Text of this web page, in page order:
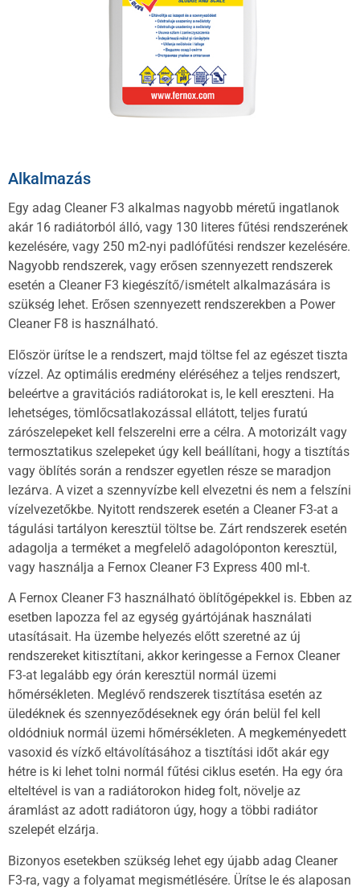
Alkalmazás
Egy adag Cleaner F3 alkalmas nagyobb méretű ingatlanok
akár 16 radiátorból álló, vagy 130 literes fűtési rendszerének
kezelésére, vagy 250 m2-nyi padlófűtési rendszer kezelésére.
Nagyobb rendszerek, vagy erősen szennyezett rendszerek
esetén a Cleaner F3 kiegészítő/ismételt alkalmazására is
szükség lehet. Erősen szennyezett rendszerekben a Power
Cleaner F8 is használható.
Először ürítse le a rendszert, majd töltse fel az egészet tiszta
vízzel. Az optimális eredmény eléréséhez a teljes rendszert,
beleértve a gravitációs radiátorokat is, le kell ereszteni. Ha
lehetséges, tömlőcsatlakozással ellátott, teljes furatú
zárószelepeket kell felszerelni erre a célra. A motorizált vagy
termosztatikus szelepeket úgy kell beállítani, hogy a tisztítás
vagy öblítés során a rendszer egyetlen része se maradjon
lezárva. A vizet a szennyvízbe kell elvezetni és nem a felszíni
vízelvezetőkbe. Nyitott rendszerek esetén a Cleaner F3-at a
tágulási tartályon keresztül töltse be. Zárt rendszerek esetén
adagolja a terméket a megfelelő adagolóponton keresztül,
vagy használja a Fernox Cleaner F3 Express 400 ml-t.
A Fernox Cleaner F3 használható öblítőgépekkel is. Ebben az
esetben lapozza fel az egység gyártójának használati
utasításait. Ha üzembe helyezés előtt szeretné az új
rendszereket kitisztítani, akkor keringesse a Fernox Cleaner
F3-at legalább egy órán keresztül normál üzemi
hőmérsékleten. Meglévő rendszerek tisztítása esetén az
üledéknek és szennyeződéseknek egy órán belül fel kell
oldódniuk normál üzemi hőmérsékleten. A megkeményedett
vasoxid és vízkő eltávolításához a tisztítási időt akár egy
hétre is ki lehet tolni normál fűtési ciklus esetén. Ha egy óra
elteltével is van a radiátorokon hideg folt, növelje az
áramlást az adott radiátoron úgy, hogy a többi radiátor
szelepét elzárja.
Bizonyos esetekben szükség lehet egy újabb adag Cleaner
F3-ra, vagy a folyamat megismétlésére. Ürítse le és alaposan